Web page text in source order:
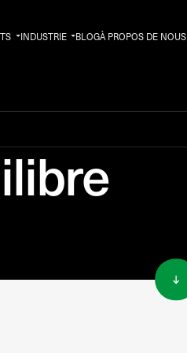
INDUSTRIE BLOGÀ PROPOS DE NOUS